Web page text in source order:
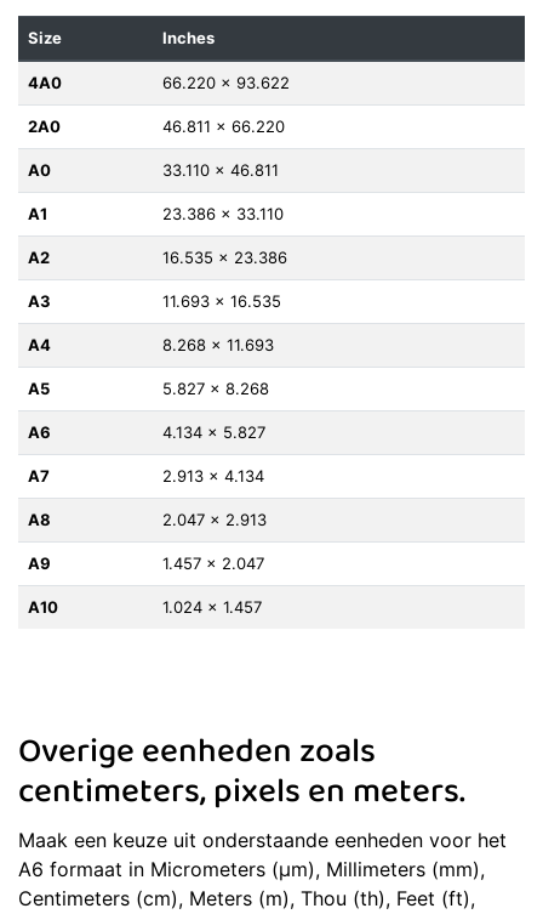
Size Inches
4A0 66.220 x 93.622
2A0 46.811 x 66.220
A0 33.110 x 46.811
A1 23.386 x 33.110
A2 16.535 x 23.386
A3 11.693 x 16.535
A4 8.268 x 11.693
A5 5.827 x 8.268
A6 4.134 x 5.827
A7 2.913 x 4.134
A8 2.047 x 2.913
A9 1.457 x 2.047
A10 1.024 x 1.457
Overige eenheden zoals
centimeters, pixels en meters.
Maak een keuze uit onderstaande eenheden voor het
A6 formaat in Micrometers (μm), Millimeters (mm),
Centimeters (cm), Meters (m), Thou (th), Feet (ft),